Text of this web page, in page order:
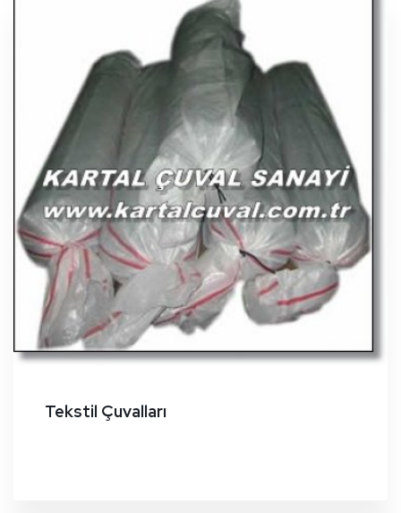
Tekstil Çuvalları